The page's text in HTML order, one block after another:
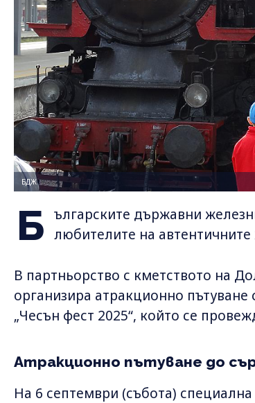
БДЖ
Б ългарските държавни
любителите на
В партньорство с кметството на
организира атракционно
„Чесън фест 2025“, който се
Атракционно пътуване до
На 6 септември (събота)